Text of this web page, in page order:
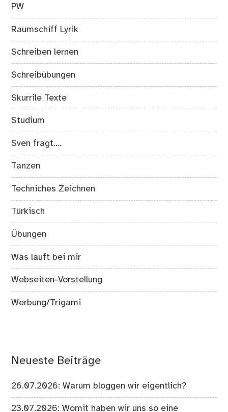
PW
Raumschiff Lyrik
Schreiben lernen
Schreibübungen
Skurrile Texte
Studium
Sven fragt….
Tanzen
Techniches Zeichnen
Türkisch
Übungen
Was läuft bei mir
Webseiten-Vorstellung
Werbung/Trigami
Neueste Beiträge
26.07.2026: Warum bloggen wir eigentlich?
23.07.2026: Womit haben wir uns so eine